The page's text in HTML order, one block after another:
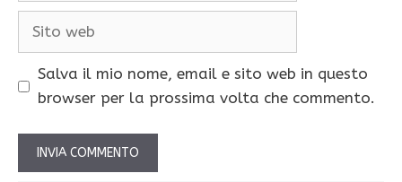
Sito
Salva il mio nome, email e sito web in questo
browser per la prossima volta che commento.